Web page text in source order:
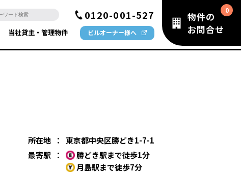
0120-001-527
当社貸主・管理物件 ビルオーナー様へ
物件の
お問合せ
所在地 ：
東京都中央区勝どき1-7-1
最寄駅
：
勝どき駅まで徒歩1分
月島駅まで徒歩7分